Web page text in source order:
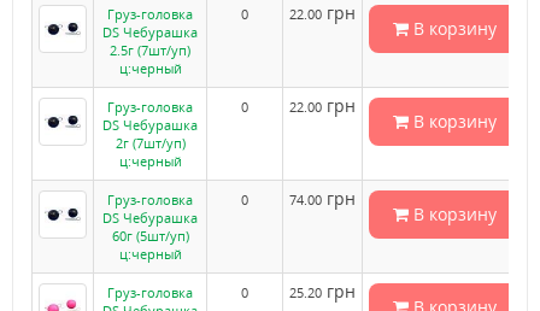
Груз-головка
DS Чебурашка
2.5г (7шт/уп)
ц:черный
0 22.00 грн
В корзину
Груз-головка
DS Чебурашка
2г (7шт/уп)
ц:черный
0 22.00 грн
В корзину
Груз-головка
DS Чебурашка
60г (5шт/уп)
ц:черный
0 74.00 грн
В корзину
Груз-головка
0 25.20 грн